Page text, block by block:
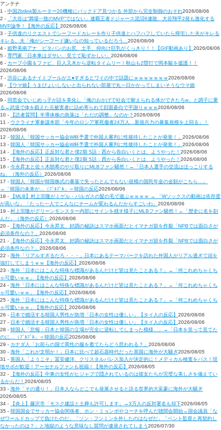
アンテナ
1 - 中国Zbtlink製ルーター20機種にバックドア見つかる 外部から完全制御のおそれ2026/08/06
2 -
「大谷は“満場一致のMVP”ではない」連覇王者ドジャース泥沼6連敗、大谷翔平2発も激化する
MVP論争！【海外の反応】 2026/08/06
3 - 子供達のリクエストでシーフードカレーを作り子供達とハフハフしていたら帰宅した夫がキレる
キレる。夫「俺がシーフード嫌いなの知っているだろう...2026/08/06
4 - 姫野美南アナ ピタパンのお尻、土手、仰向け巨乳がくっきり！！【GIF動画あり】 2026/08/06
5 - 専門家「日本車はダサい、見てて恥ずかしい」 2026/08/06
6 - カープ小園＆ファビ、巨人又木から逆転タイムリー！秋山も2塁打で岡本駿を援護！！
2026/08/06
7 - 渋谷にあるナイトプールがエ●すぎるとワイの中で話題にｗｗｗｗｗｗｗ2026/08/06
8 -
【ウマ娘】うまぴょいしないと出られない部屋で丸一日かかってしまいそうなウマ娘
2026/08/06
9 - 同窓会でいじめっ子が話を美化し「俺のおかげで社会で耐えられる体ができたろw」と調子に乗
る←武道で体を鍛えた元被害者に詰め寄られて顔面蒼白で平謝りｗｗｗ2026/08/06
10 -
【読者質問】半導体株の急落は「ただの調整」なのか？2026/08/06
11 - ウクライナ軍参謀本部「今年のロシア軍死傷者24万人…新規兵力の募集規模を上回る」！
2026/08/06
12 - 韓国人「韓国サッカー協会W杯予選で外国人審判に性接待したことが発覚！」 2026/08/06
13 - 韓国人「韓国サッカー協会W杯予選で外国人審判に性接待したことが発覚！」 2026/08/06
14 -
【海外の反応】正反対な君と僕2期 5話：西から告白いくとは、ようやった！ 2026/08/06
15 -
【海外の反応】正反対な君と僕2期 5話：西から告白いくとは、ようやった！ 2026/08/06
16 - 今永昇太と佐々木朗希のやり取りにMLBファン騒然！←「日本人選手の交流はほっこりする
ね」（海外の反応） 2026/08/06
17 - 韓国人「韓国が韓国株式の暴落で失ったとんでもない規模の国民年金の金額がこちら…」
→「韓国の未来が…（ﾌﾞﾙﾌﾞﾙ」＝韓国の反応2026/08/06
18 -
【MLB】村上宗隆がミゲル・バルガスの髪の毛で遊ぶｗｗｗｗ → 「Wソックスの動画は依存度
が高いな」「たった一人でこんなにチームが変わるんだからすごいわ」 2026/08/06
19 - 村上宗隆がグリーンモンスター内部にサインを残す様子にMLBファン騒然！←「歴史に名を刻
んだ」（海外の反応） 2026/08/06
20 -
【海外の反応】今永昇太、好調の秘訣はスマホ画面だとイマナガ節を炸裂「NPBでは面白さが
必須条件なの？」 2026/08/06
21 -
【海外の反応】今永昇太、好調の秘訣はスマホ画面だとイマナガ節を炸裂「NPBでは面白さが
必須条件なの？」 2026/08/06
22 - 海外「リアルすぎるだろ・・・」日本にあるテーマパークを訪れた外国人がリアル過ぎて頭を
強打してしまうｗｗ【海外の反応】 2026/08/06
23 - 海外「日本にはこんな特殊な標識があるんだけど皆は見たことある？」→「何これめちゃくち
ゃ可愛いｗｗ」【海外の反応】 2026/08/06
24 - 海外「日本にはこんな特殊な標識があるんだけど皆は見たことある？」→「何これめちゃくち
ゃ可愛いｗｗ」【海外の反応】 2026/08/06
25 - 海外「日本にはこんな特殊な標識があるんだけど皆は見たことある？」→「何これめちゃくち
ゃ可愛いｗｗ」【海外の反応】 2026/08/06
26 - 日本で婚活する韓国人男性が急増「日本の女性は優しい」【タイ人の反応】 2026/08/06
27 - 日本で婚活する韓国人男性が急増「日本の女性は優しい」【タイ人の反応】 2026/08/06
28 - 韓国人「悲報：日本と韓国の立場が完全に逆転してしまった模様…」→「日本を笑って見てた
のに…（ﾌﾞﾙﾌﾞﾙ」＝韓国の反応2026/08/06
29 - カナダ人「お前らの国で異性の服を着てたらどう思われる？」 2026/08/06
30 - 海外「これが文明か！」日本に比べて超石器時代だった英国に海外が大騒ぎ2026/08/05
31 - 英国人「ようこそ」冨安健洋、クリスタルパレス加入が決定的に！メディカル検査をパス！現
地サポが歓迎！アーセナルファンも祝福！【海外の反応】 2026/08/05
32 -
【海外の反応】中東の女性がヒジャブで隠されているのは彼女たちが完璧な美しさを備えてい
るからだ！ 2026/08/05
33 - 海外「その通り！」日本人ならどこでも発展させると語る世界的大富豪に海外が大騒ぎ
2026/08/05
34 -
【炎上】藤沢市「モスク建設と土葬も許可します」→3万人の反対署名も却下2026/08/05
35 - 韓国国会でサッカー協会関係者、ホン・ミョンボやコーチを呼んだ聴聞会開始→国会議員「な
ぜワールドカップで負けたのだ」「ソン・フンミンを外したのはなぜだ」「ベント監督と再契約し
なかったのは？」と地獄のような意味なし質問が連発されてしまう2026/07/30